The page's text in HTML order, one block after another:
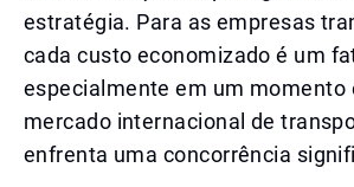
estratégia. Para as empresas
cada custo economizado é um
especialmente em um momento
mercado internacional de
enfrenta uma concorrência